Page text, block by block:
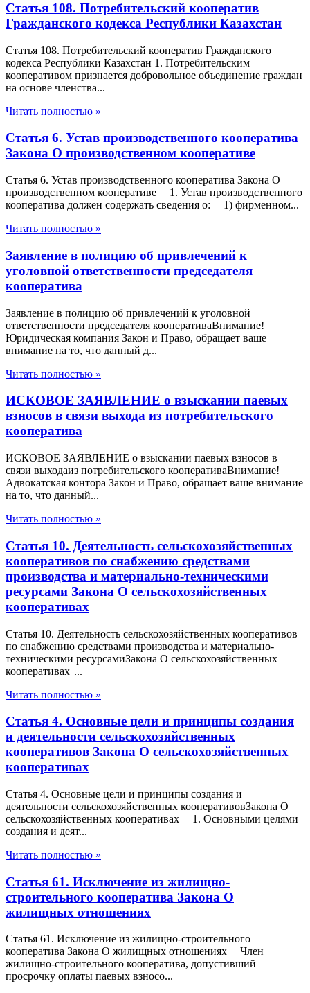
Статья 108. Потребительский кооператив
Гражданского кодекса Республики Казахстан
Статья 108. Потребительский кооператив Гражданского
кодекса Республики Казахстан 1. Потребительским
кооперативом признается добровольное объединение граждан
на основе членства...
Читать полностью »
Статья 6. Устав производственного кооператива
Закона О производственном кооперативе
Статья 6. Устав производственного кооператива Закона О
производственном кооперативе 1. Устав производственного
кооператива должен содержать сведения о: 1) фирменном...
Читать полностью »
Заявление в полицию об привлечений к
уголовной ответственности председателя
кооператива
Заявление в полицию об привлечений к уголовной
ответственности председателя кооперативаВнимание!
Юридическая компания Закон и Право, обращает ваше
внимание на то, что данный д...
Читать полностью »
ИСКОВОЕ ЗАЯВЛЕНИЕ о взыскании паевых
взносов в связи выхода из потребительского
кооператива
ИСКОВОЕ ЗАЯВЛЕНИЕ о взыскании паевых взносов в
связи выходаиз потребительского кооперативаВнимание!
Адвокатская контора Закон и Право, обращает ваше внимание
на то, что данный...
Читать полностью »
Статья 10. Деятельность сельскохозяйственных
кооперативов по снабжению средствами
производства и материально-техническими
ресурсами Закона О сельскохозяйственных
кооперативах
Статья 10. Деятельность сельскохозяйственных кооперативов
по снабжению средствами производства и материально-
техническими ресурсамиЗакона О сельскохозяйственных
кооперативах ...
Читать полностью »
Статья 4. Основные цели и принципы создания
и деятельности сельскохозяйственных
кооперативов Закона О сельскохозяйственных
кооперативах
Статья 4. Основные цели и принципы создания и
деятельности сельскохозяйственных кооперативовЗакона О
сельскохозяйственных кооперативах 1. Основными целями
создания и деят...
Читать полностью »
Статья 61. Исключение из жилищно-
строительного кооператива Закона О
жилищных отношениях
Статья 61. Исключение из жилищно-строительного
кооператива Закона О жилищных отношениях Член
жилищно-строительного кооператива, допустивший
просрочку оплаты паевых взносо...